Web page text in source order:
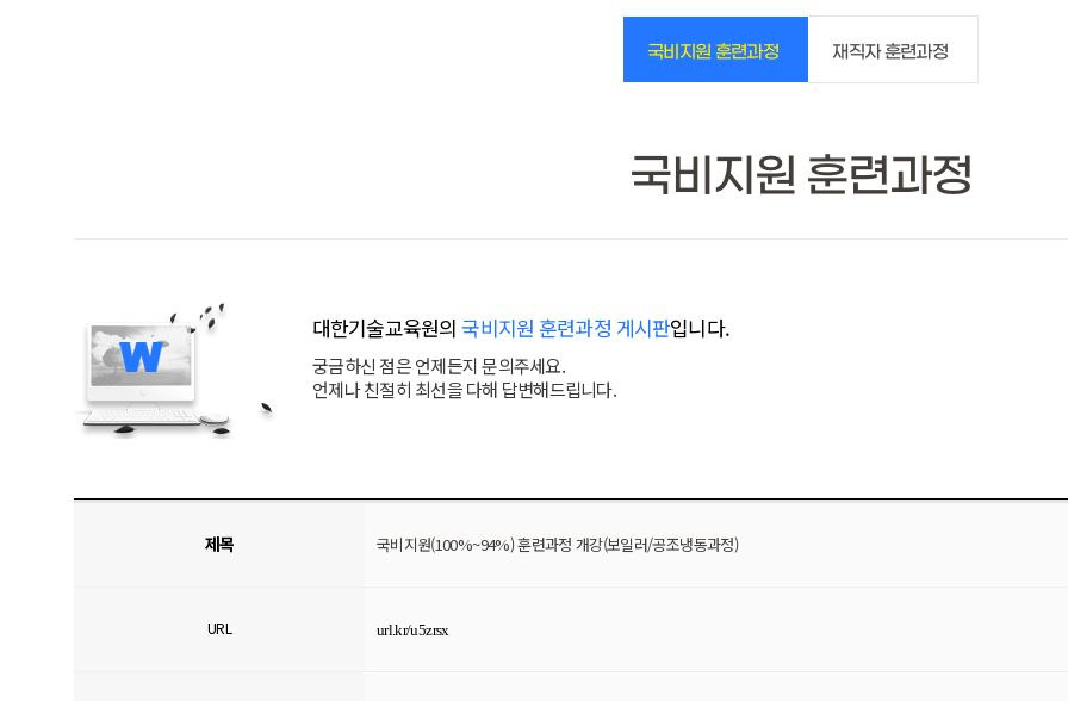
국비지원 훈련과정 재직자 훈련과정
국비지원 훈련과정
대한기술교육원의국비지원 훈련과정 게시판입니다.
궁금하신 점은 언제든지 문의주세요.
언제나 친절히 최선을 다해 답변해드립니다.
제목 국비지원(100%~94%) 훈련과정 개강(보일러/공조냉동과정)
URL url.kr/u5zrsx